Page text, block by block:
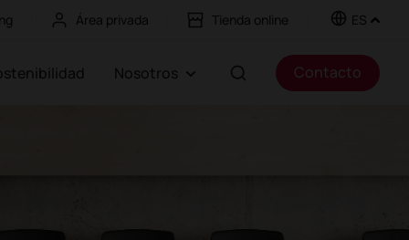
Área privada Tienda online ES
Nosotros Contacto